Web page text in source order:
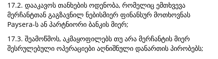
17.2. დააკავოს თანხების ოდენობა, რომელიც ემთხვევა
მერჩანტთან გაგზავნილ ნებისმიერ ფინანსურ მოთხოვნას
Paysera-ს ან პარტნიორი ბანკის მიერ;
17.3. შეამოწმოს, აკმაყოფილებს თუ არა მერჩანტის მიერ
შესრულებული ოპერაციები აღნიშნული დანართის პირობებს;